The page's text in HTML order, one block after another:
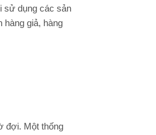
sử dụng các sản
hàng giả, hàng
đợi. Một thống